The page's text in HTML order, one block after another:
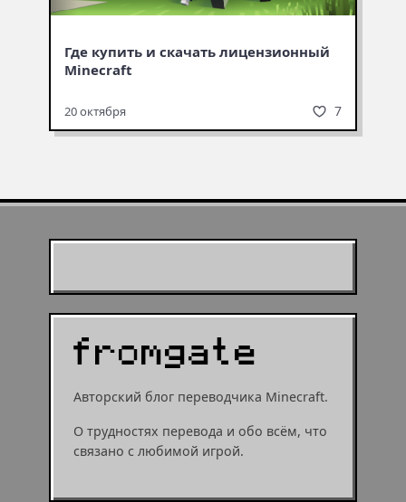
Где купить и скачать лицензионный
Minecraft
20 октября 7
Авторский блог переводчика Minecraft.
О трудностях перевода и обо всём, что
связано с любимой игрой.
муушрумом или мушрумом